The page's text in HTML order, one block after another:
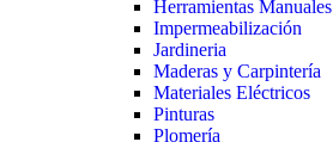
Herramientas Manuales
Impermeabilización
Jardineria
Maderas y Carpintería
Materiales Eléctricos
Pinturas
Plomería